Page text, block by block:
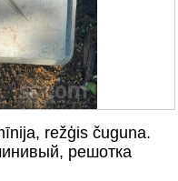
režģis čuguna.
решотка